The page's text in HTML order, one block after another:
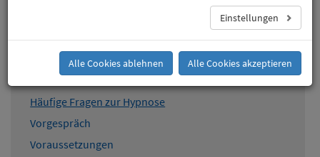
Hypnose als spirituelles Verfahren zur Heilung?
Psychischer Zustand während der Hypnose
Verborgene Gefahren
Häufige Fragen zur Hypnose
Vorgespräch
Voraussetzungen
Einstellungen
Alle Cookies ablehnen Alle Cookies akzeptieren